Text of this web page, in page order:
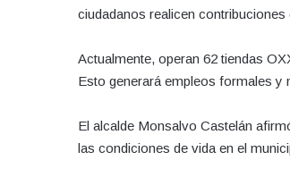
ciudadanos realicen
Actualmente, operan 62 tiendas
Esto generará empleos formales y
El alcalde Monsalvo Castelán
las condiciones de vida en el